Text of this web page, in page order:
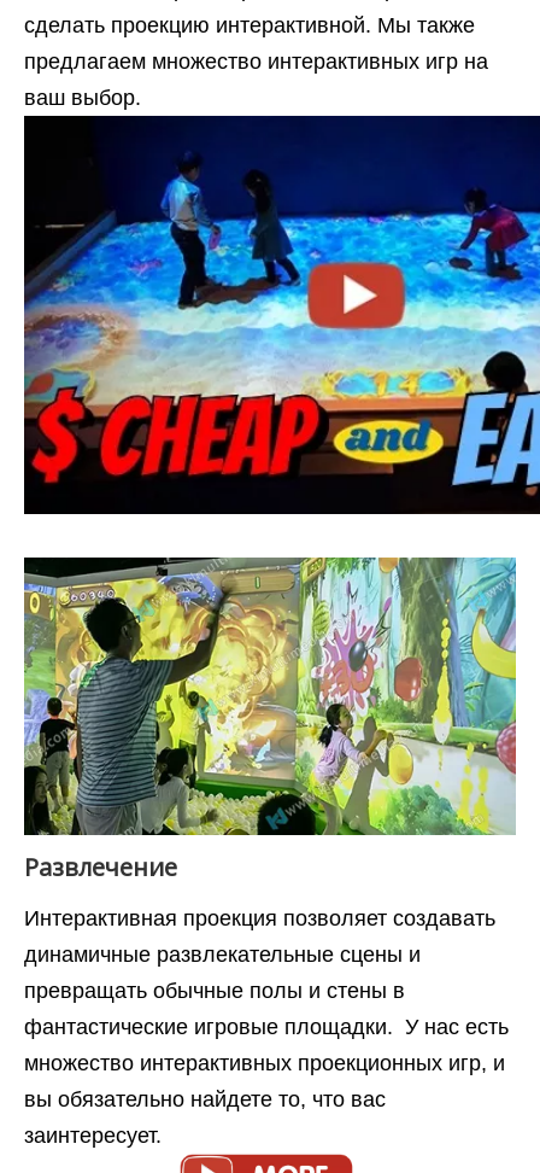
сделать проекцию интерактивной. Мы также
предлагаем множество интерактивных игр на
ваш выбор.
Развлечение
Интерактивная проекция позволяет создавать
динамичные развлекательные сцены и
превращать обычные полы и стены в
фантастические игровые площадки. У нас есть
множество интерактивных проекционных игр, и
вы обязательно найдете то, что вас
заинтересует.